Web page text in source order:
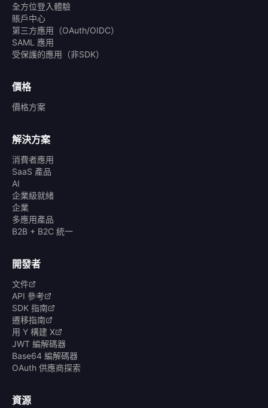
全方位登入體驗
賬戶中心
第三方應用（OAuth/OIDC）
SAML 應用
受保護的應用（非SDK）
價格
價格方案
解決方案
消費者應用
SaaS 產品
AI
企業級就緒
企業
多應用產品
B2B + B2C 統一
開發者
文件
API 參考
SDK 指南
遷移指南
用 Y 構建 X
JWT 編解碼器
Base64 編解碼器
OAuth 供應商探索
資源